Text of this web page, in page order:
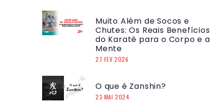
Muito Além de Socos e
Chutes: Os Reais Benefícios
do Karatê para o Corpo e a
Mente
27 FEV 2026
O que é Zanshin?
23 MAI 2024